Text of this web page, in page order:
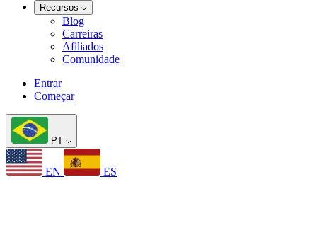
Recursos
Blog
Carreiras
Afiliados
Comunidade
Entrar
Começar
PT
EN ES